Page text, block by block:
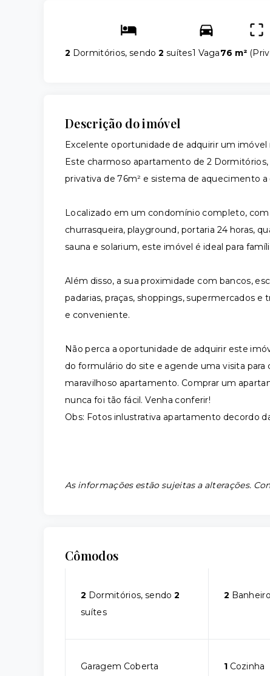
2 Dormitórios, sendo2 suítes1 Vaga76 m² (
Descrição do imóvel
Excelente oportunidade de adquirir um imóvel
Este charmoso apartamento de 2
privativa de 76m² e sistema de aquecimento
Localizado em um condomínio completo,
churrasqueira, playground, portaria 24 horas,
sauna e solarium, este imóvel é ideal para
Além disso, a sua proximidade com bancos,
padarias, praças, shoppings, supermercados
e conveniente.
Não perca a oportunidade de adquirir este
do formulário do site e agende uma visita
maravilhoso apartamento. Comprar um
nunca foi tão fácil. Venha conferir!
Obs: Fotos inlustrativa apartamento decordo
As informações estão sujeitas a alterações.
Cômodos
2 Dormitórios, sendo2
suítes
2
Garagem Coberta 1Cozinha